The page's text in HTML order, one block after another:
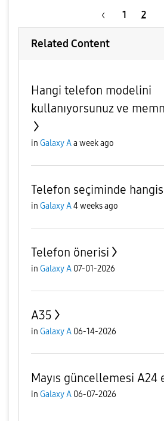
1 2
Related Content
Hangi telefon modelini
kullanıyorsunuz ve
in Galaxy Aa week ago
Telefon seçiminde
in Galaxy A4 weeks ago
Telefon önerisi
in Galaxy A 07-01-2026
A35
in Galaxy A 06-14-2026
Mayıs güncellemesi A24
in Galaxy A 06-07-2026